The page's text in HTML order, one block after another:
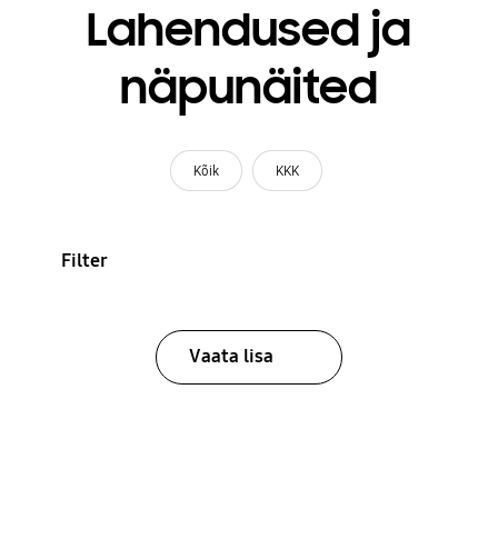
Lahendused ja
näpunäited
Kõik KKK
Filter
Vaata lisa